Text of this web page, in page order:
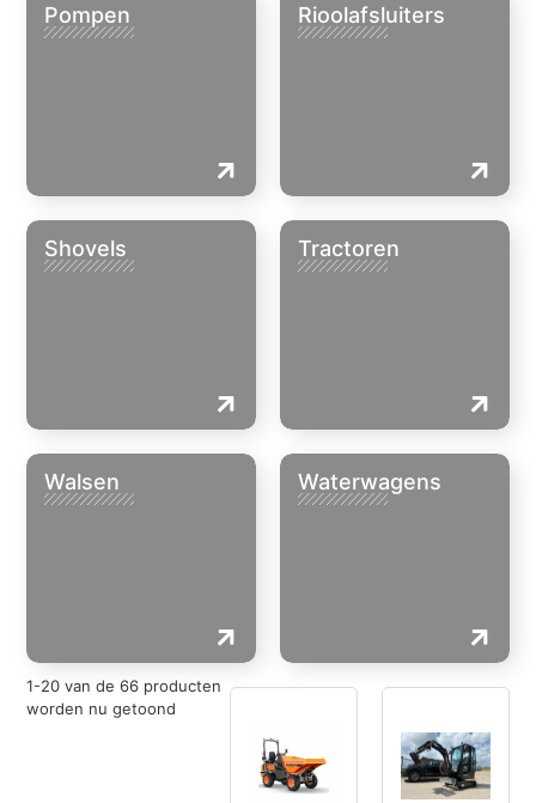
Pompen Rioolafsluiters
Shovels Tractoren
Walsen Waterwagens
1-20 van de66 producten
worden nu getoond